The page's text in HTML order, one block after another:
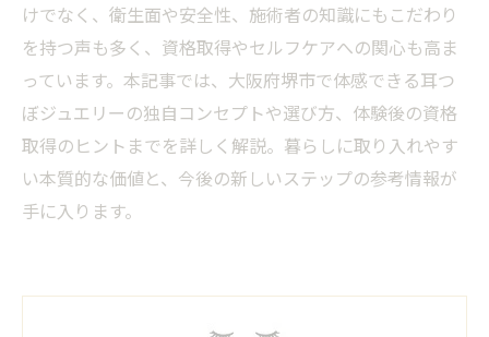
けでなく、衛生面や安全性、施術者の知識にもこだわり
を持つ声も多く、資格取得やセルフケアへの関心も高ま
っています。本記事では、大阪府堺市で体感できる耳つ
ぼジュエリーの独自コンセプトや選び方、体験後の資格
取得のヒントまでを詳しく解説。暮らしに取り入れやす
い本質的な価値と、今後の新しいステップの参考情報が
手に入ります。